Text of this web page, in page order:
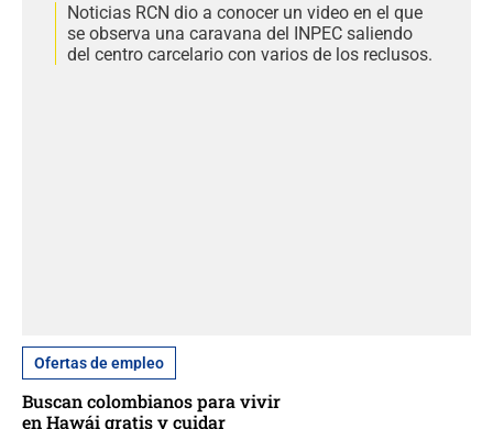
Noticias RCN dio a conocer un video en el que
se observa una caravana del INPEC saliendo
del centro carcelario con varios de los reclusos.
Ofertas de empleo
Buscan colombianos para vivir
en Hawái gratis y cuidar